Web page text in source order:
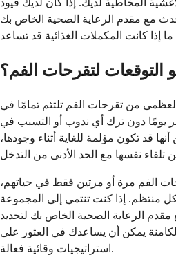
مع مقدم الرعاية الصحية الخاص بك
التوقعات لتقرحات الفم؟
العظمى من تقرحات الفم تلتئم تمامًا في
يومًا دون ترك أي ندوب أو التسبب في
قد تكون مؤلمة للغاية أثناء وجودها،
الفم مرة أو مرتين فقط في حياتهم،
منتظم. إذا كنت تنتمي إلى المجموعة
مقدم الرعاية الصحية الخاص بك لتحديد
يمكن أن يساعدك في العثور على
استراتيجيات وقائية فعالة.